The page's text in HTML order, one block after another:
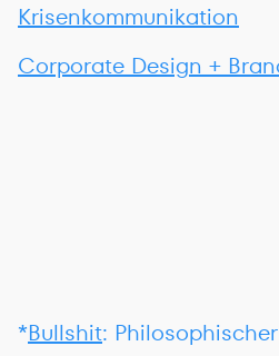
Krisenkommunikation
Corporate Design +
*Bullshit: